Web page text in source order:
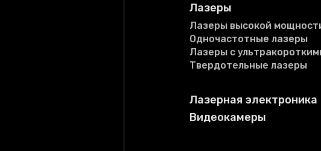
Лазеры
Лазеры высокой
Одночастотные лазеры
Лазеры с
Твердотельные лазеры
Лазерная электроника
Видеокамеры